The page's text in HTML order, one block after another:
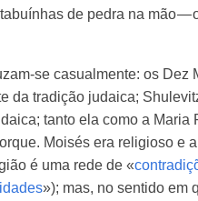
de pedra na mão —
se casualmente: os Dez
da tradição judaica;
tanto ela como a Maria
Moisés era religioso e
é uma rede de «
»); mas, no sentido em